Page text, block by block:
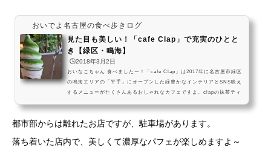
おいでよ名古屋の食べ歩きログ
見た目も美しい！「cafe Clap」で充実のひとと
き【緑区・鳴海】
🕒️2018年3月2日
おいなごちゃん 食べましたー！「cafe Clap」は2017年に名古屋市緑区
の鳴海エリアの「平手」にオープンした緑豊かなインテリアとSNS映え
するメニューがたくさんあるおしゃれなカフェですよ。clapの抹茶ティ
べてみてねーっ #飯テロ pic.twitter.com/KE1LSvrfU0— おいでよ名古
丁目４０３ 営業時間ランチ 11:00-15:00デ...
都市部からは離れたお店ですが、駐車場があります。
落ち着いた店内で、美しくて濃厚なパフェが楽しめますよ～